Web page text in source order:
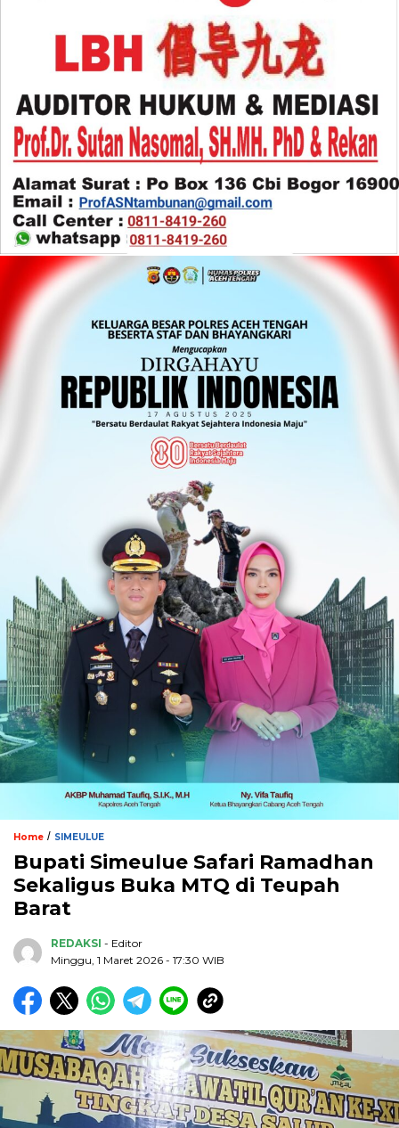
Home / SIMEULUE
Bupati Simeulue Safari Ramadhan
Sekaligus Buka MTQ di Teupah
Barat
REDAKSI - Editor
Minggu, 1 Maret 2026 - 17:30 WIB